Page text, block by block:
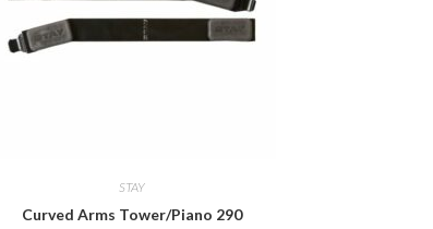
STAY
Curved Arms Tower/Piano 290